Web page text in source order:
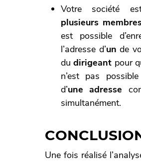
Votre société
plusieurs membres
est possible
l’adresse d’un de
dudirigeant pour
n’est pas
d’une adresse
simultanément.
Une fois réalisé